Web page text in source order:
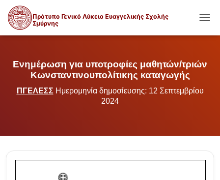
Πρότυπο Γενικό Λύκειο Ευαγγελικής Σχολής
Σμύρνης
Ενημέρωση για υποτροφίες μαθητών/τριών
Κωνσταντινουπολίτικης καταγωγής
ΠΓΕΛΕΣΣ Ημερομηνία δημοσίευσης: 12 Σεπτεμβρίου
2024